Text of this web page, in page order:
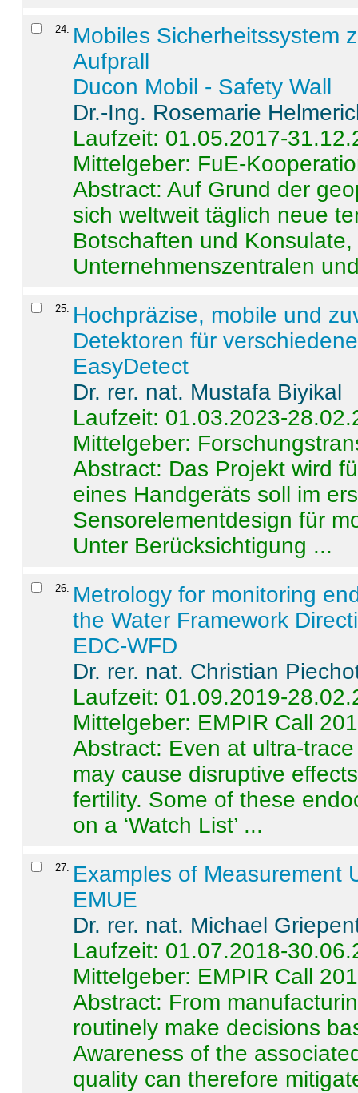
24. Mobiles Sicherheitssystem
Aufprall
Ducon Mobil - Safety Wall
Dr.-Ing. Rosemarie
Laufzeit: 01.05.2017-
Mittelgeber: FuE-
Abstract:Auf Grund der
sich weltweit täglich neue
Botschaften und
Unternehmenszentralen
25. Hochpräzise, mobile und
Detektoren für
EasyDetect
Dr. rer. nat. Mustafa Biyikal
Laufzeit: 01.03.2023-
Mittelgeber:
Abstract: Das Projekt wird
eines Handgeräts soll im
Sensorelementdesign für
Unter Berücksichtigung ...
26. Metrology for monitoring
the Water Framework
EDC-WFD
Dr. rer. nat. Christian
Laufzeit: 01.09.2019-
Mittelgeber: EMPIR Call
Abstract: Even at ultra-
may cause disruptive
fertility. Some of these
on a ‘Watch List’ ...
27. Examples of Measurement
EMUE
Dr. rer. nat. Michael
Laufzeit: 01.07.2018-
Mittelgeber: EMPIR Call
Abstract: From
routinely make decisions
Awareness of the
quality can therefore